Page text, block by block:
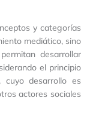
y categorías
mediático, sino
desarrollar
el principio
cuyo desarrollo es
actores sociales